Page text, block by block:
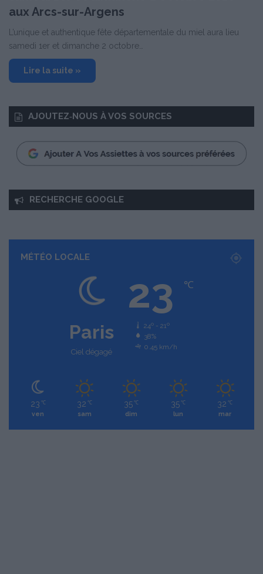
aux Arcs-sur-Argens
L’unique et authentique fête départementale du miel aura lieu
samedi 1er et dimanche 2 octobre…
Lire la suite »
AJOUTEZ‑NOUS À VOS SOURCES
RECHERCHE GOOGLE
MÉTÉO LOCALE
Paris
Ciel dégagé
23 ℃
24º - 21º
38%
0.45 km/h
23 ℃
ven
32 ℃
sam
35 ℃
dim
35 ℃
lun
32 ℃
mar